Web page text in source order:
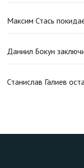
Максим Стась
Даниил Бокун
Станислав Галиев